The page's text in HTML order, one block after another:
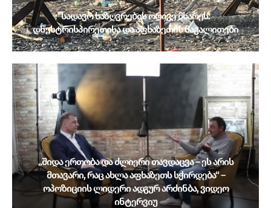
სადავო საზღვრების ორივე მხარეს:
დნესტრისპირეთისა და აფხაზეთის მაგალითები
„შიდა ერთობა და ძლიერი თავდაცვა – ეს არის
მთავარი, რაც ახლა აფხაზეთს სჭირდება“ –
ოპოზიციის ლიდერი ადგურ არძინბა, ვიდეო
ინტერვიუ